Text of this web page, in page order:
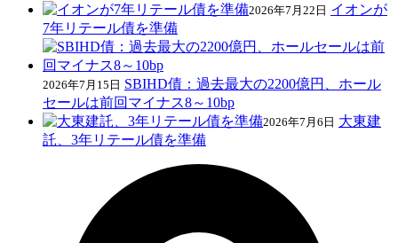
2026年7月22日 イオンが
7年リテール債を準備
2026年7月15日 SBIHD債：過去最大の2200億円、ホール
セールは前回マイナス8～10bp
2026年7月6日 大東建
託、3年リテール債を準備